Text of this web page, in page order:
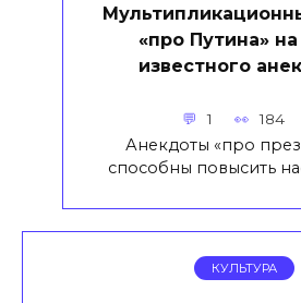
«про Путина»
известного
1 184
Анекдоты «про
способны повысить
КУЛЬТУРА